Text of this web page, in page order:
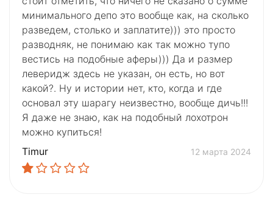
минимального депо это вообще как, на сколько
разведем, столько и заплатите))) это просто
разводняк, не понимаю как так можно тупо
вестись на подобные аферы))) Да и размер
леверидж здесь не указан, он есть, но вот
какой?. Ну и истории нет, кто, когда и где
основал эту шарагу неизвестно, вообще дичь!!!
Я даже не знаю, как на подобный лохотрон
можно купиться!
Timur
12 марта 2024